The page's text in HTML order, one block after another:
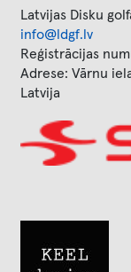
Latvijas Disku
info@ldgf.lv
Reģistrācijas
Adrese: Vārnu
Latvija
Image